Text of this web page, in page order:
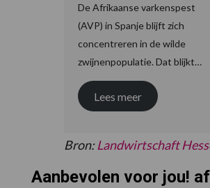
De Afrikaanse varkenspest
(AVP) in Spanje blijft zich
concentreren in de wilde
zwijnenpopulatie. Dat blijkt…
Lees meer
Bron:Landwirtschaft
Aanbevolen voor jou!